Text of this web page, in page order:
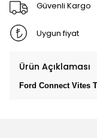
Güvenli Kargo
Uygun fiyat
Ürün Açıklaması
Ford Connect Vites